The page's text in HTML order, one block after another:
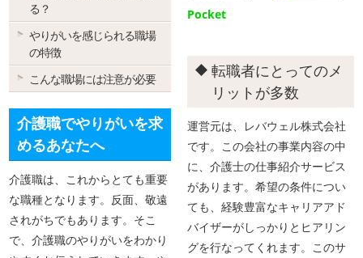
Pocket
転職者にとってのメ
リットが多数
運営元は、レバウェル株式会社
です。この会社の事業内容の中
に、介護士の仕事紹介サービス
があります。希望の条件につい
ても、経験豊富なキャリアアド
バイザーがしっかりとヒアリン
グを行なってくれます。このサ
る？
やりがいを感じられる職場
の特徴
こんな職場には注意が必要
介護職でやりがいを求
めるあなたへ
介護職は、これからとても重要
な職種となります。反面、敬遠
されがちでもあります。そこ
で、介護職のやりがいをわかり